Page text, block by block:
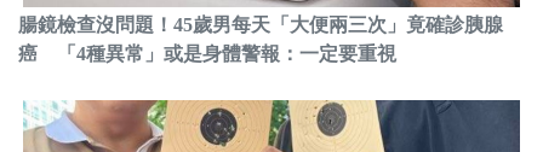
腸鏡檢查沒問題！45歲男每天「大便兩三次」竟確診胰腺
癌 「4種異常」或是身體警報：一定要重視